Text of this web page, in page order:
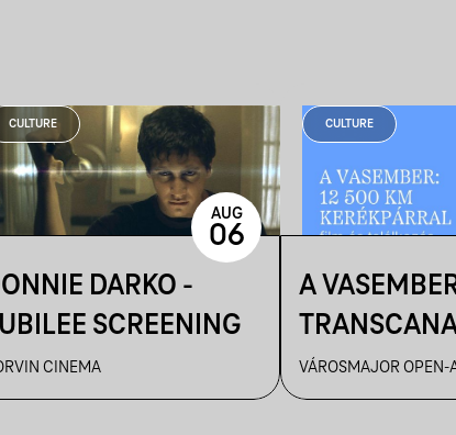
CULTURE
DARKO -
SCREENING
CINEMA
AUG
06
CULTURE
A
ULTRA
ÉS
VÁROSMAJOR OPEN-